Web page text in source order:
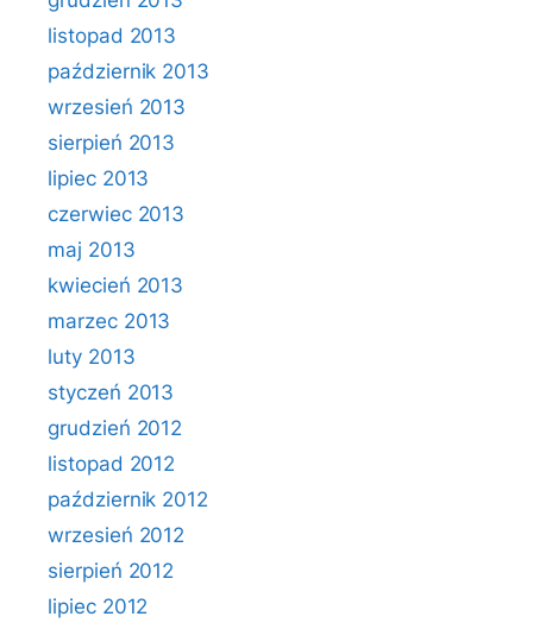
listopad 2013
październik 2013
wrzesień 2013
sierpień 2013
lipiec 2013
czerwiec 2013
maj 2013
kwiecień 2013
marzec 2013
luty 2013
styczeń 2013
grudzień 2012
listopad 2012
październik 2012
wrzesień 2012
sierpień 2012
lipiec 2012